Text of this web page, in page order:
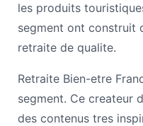
les produits
segment ont construit
retraite de qualite.
Retraite Bien-etre
segment. Ce createur
des contenus tres